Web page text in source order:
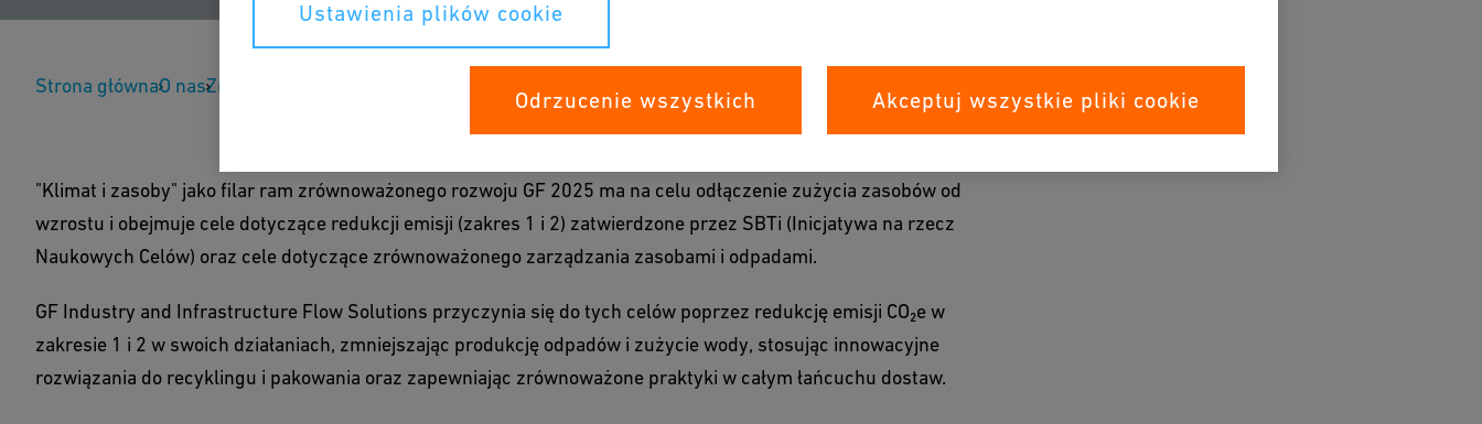
Strona głównaO nasZrównoważony rozwój
"Klimat i zasoby" jako filar ram zrównoważonego rozwoju GF 2025 ma na celu odłączenie zużycia zasobów od
wzrostu i obejmuje cele dotyczące redukcji emisji (zakres 1 i 2) zatwierdzone przez SBTi (Inicjatywa na rzecz
Naukowych Celów) oraz cele dotyczące zrównoważonego zarządzania zasobami i odpadami.
GF Industry and Infrastructure Flow Solutions przyczynia się do tych celów poprzez redukcję emisji CO₂e w
zakresie 1 i 2 w swoich działaniach, zmniejszając produkcję odpadów i zużycie wody, stosując innowacyjne
rozwiązania do recyklingu i pakowania oraz zapewniając zrównoważone praktyki w całym łańcuchu dostaw.
Ustawienia plików cookie
Odrzucenie wszystkich Akceptuj wszystkie pliki cookie